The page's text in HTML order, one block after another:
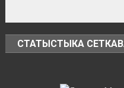
СТАТЫСТЫКА